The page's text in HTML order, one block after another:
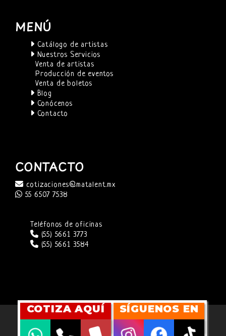
MENÚ
Catálogo de artistas
Nuestros Servicios
Venta de artistas
Producción de eventos
Venta de boletos
Blog
Conócenos
Contacto
CONTACTO
cotizaciones@matalent.mx
55 6507 7538
Teléfonos de oficinas
(55) 5661 3773
(55) 5661 3584
SITIO WEB DESARROLLADO POR
CUBITMARKETING
COTIZA AQUÍ SÍGUENOS EN